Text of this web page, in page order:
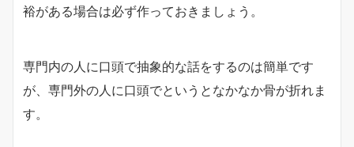
裕がある場合は必ず作っておきましょう。
専門内の人に口頭で抽象的な話をするのは簡単です
が、専門外の人に口頭でというとなかなか骨が折れま
す。